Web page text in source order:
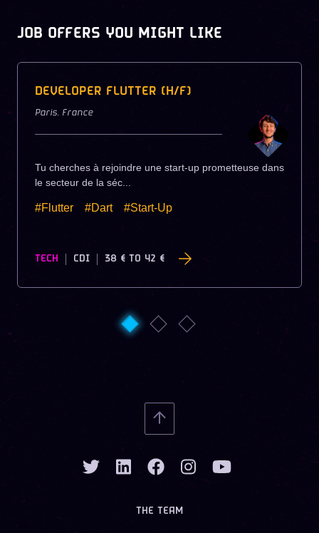
JOB OFFERS YOU MIGHT LIKE
DEVELOPER FLUTTER (H/F)
Paris, France
Tu cherches à rejoindre une start-up prometteuse dans
le secteur de la séc...
#Flutter #Dart #Start-Up
TECH CDI 38 € TO 42 €
THE TEAM